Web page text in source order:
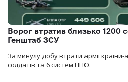
Ворог втратив близько 1200
Генштаб ЗСУ
За минулу добу втрати армії
солдатів та 6 систем ППО.